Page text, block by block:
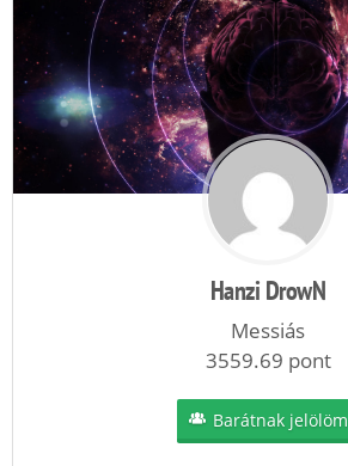
Hanzi DrowN
Messiás
3559.69 pont
Barátnak jelölöm